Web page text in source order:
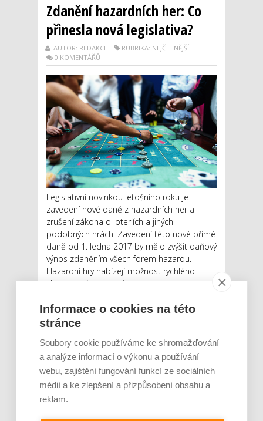
Zdanění hazardních her: Co
přinesla nová legislativa?
AUTOR: REDAKCE
RUBRIKA: NEJČTENĚJŠÍ
0 KOMENTÁŘŮ
Legislativní novinkou letošního roku je
zavedení nové daně z hazardních her a
zrušení zákona o loteriích a jiných
podobných hrách. Zavedení této nové přímé
daně od 1. ledna 2017 by mělo zvýšit daňový
výnos zdaněním všech forem hazardu.
Hazardní hry nabízejí možnost rychlého
zbohatnutí, a proto jsou v...
Číst dál
Uvažujete o koupi a instalaci
nového kotle na tuhá paliva?
Věnujte pozornost nové
legislativě
Informace o cookies na této
stránce
Soubory cookie používáme ke shromažďování
a analýze informací o výkonu a používání
webu, zajištění fungování funkcí ze sociálních
médií a ke zlepšení a přizpůsobení obsahu a
reklam.